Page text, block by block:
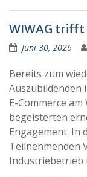
WIWAG
Juni 30, 2026
Bereits zum
Auszubildenden
E-Commerce
begeisterten
Engagement. In
Teilnehmenden
Industriebetrieb